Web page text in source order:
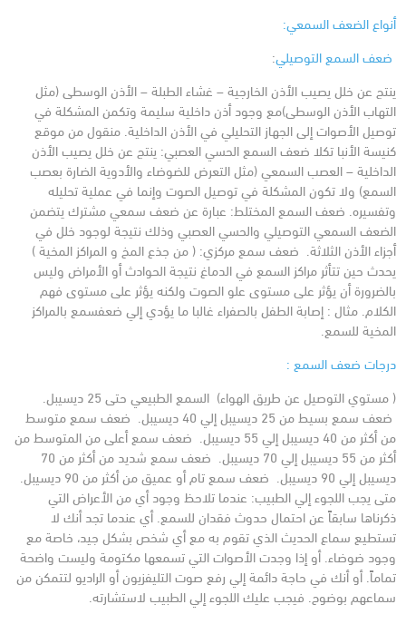
أنواع الضعف السمعي:
ضعف السمع التوصيلي:
ينتج عن خلل يصيب الأذن الخارجية – غشاء الطبلة – الأذن الوسطى (مثل
التهاب الأذن الوسطى)مع وجود أذن داخلية سليمة وتكمن المشكلة في
توصيل الأصوات إلى الجهاز التحليلي في الأذن الداخلية. منقول من موقع
كنيسة الأنبا تكلا ضعف السمع الحسي العصبي: ينتج عن خلل يصيب الأذن
الداخلية – العصب السمعي (مثل التعرض للضوضاء والأدوية الضارة بعصب
السمع) ولا تكون المشكلة في توصيل الصوت وإنما في عملية تحليله
وتفسيره. ضعف السمع المختلط: عبارة عن ضعف سمعي مشترك يتضمن
الضعف السمعي التوصيلي والحسي العصبي وذلك نتيجة لوجود خلل في
أجزاء الأذن الثلاثة. ضعف سمع مركزي: ( من جذع المخ و المراكز المخية )
يحدث حين تتأثر مراكز السمع في الدماغ نتيجة الحوادث أو الأمراض وليس
بالضرورة أن يؤثر على مستوى علو الصوت ولكنه يؤثر على مستوى فهم
الكلام. مثال : إصابة الطفل بالصفراء غالبا ما يؤدي إلي ضعفسمع بالمراكز
المخية للسمع.
درجات ضعف السمع :
( مستوي التوصيل عن طريق الهواء) السمع الطبيعي حتى 25 ديسيبل.
ضعف سمع بسيط من 25 ديسيبل إلي 40 ديسيبل.
ضعف سمع متوسط
من أكثر من 40 ديسيبل إلي 55 ديسيبل.
ضعف سمع أعلى من المتوسط من
أكثر من 55 ديسيبل إلي 70 ديسيبل.
ضعف سمع شديد من أكثر من 70
ديسيبل إلي 90 ديسيبل.
ضعف سمع تام أو عميق من أكثر من 90 ديسيبل.
متى يجب اللجوء إلي الطبيب: عندما تلاحظ وجود أي من الأعراض التي
ذكرناها سابقاً عن احتمال حدوث فقدان للسمع. أي عندما تجد أنك لا
تستطيع سماع الحديث الذي تقوم به مع أي شخص بشكل جيد، خاصة مع
وجود ضوضاء. أو إذا وجدت الأصوات التي تسمعها مكتومة وليست واضحة
تماماً. أو أنك في حاجة دائمة إلي رفع صوت التليفزيون أو الراديو لتتمكن من
سماعهم بوضوح. فيجب عليك اللجوء إلي الطبيب لاستشارته.